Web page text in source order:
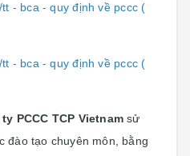
- bca - quy định về pccc (
- bca - quy định về pccc (
PCCC TCP Vietnam sử
đào tạo chuyên môn, bằng